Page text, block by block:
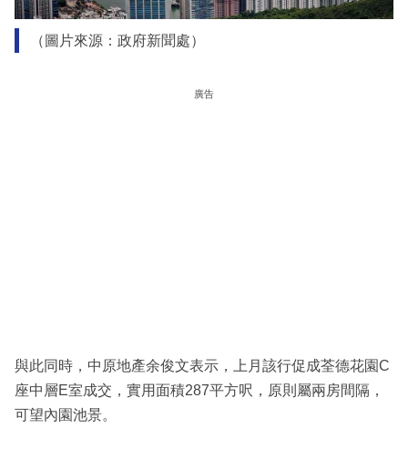
（圖片來源：政府新聞處）
廣告
與此同時，中原地產余俊文表示，上月該行促成荃德花園C
座中層E室成交，實用面積287平方呎，原則屬兩房間隔，
可望內園池景。